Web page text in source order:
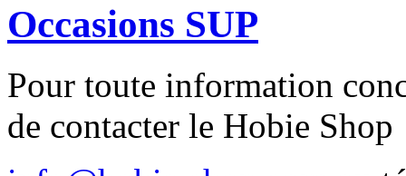
Occasions SUP
Pour toute information
de contacter le Hobie Shop